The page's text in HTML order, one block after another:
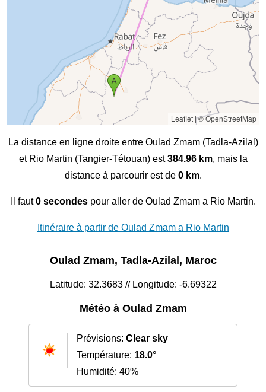
Leaflet|© OpenStreetMap
La distance en ligne droite entre Oulad Zmam (Tadla-Azilal)
et Rio Martin (Tangier-Tétouan) est384.96 km, mais la
distance à parcourir est de 0 km.
Il faut0 secondespour aller de Oulad Zmam a Rio Martin.
Itinéraire à partir de Oulad Zmam a Rio Martin
Oulad Zmam, Tadla-Azilal, Maroc
Latitude: 32.3683 // Longitude: -6.69322
Météo à Oulad Zmam
Prévisions: Clear sky
Température: 18.0°
Humidité: 40%